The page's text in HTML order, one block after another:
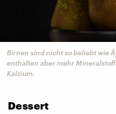
Birnen sind nicht so beliebt wie
enthalten aber mehr
Kalzium.
Dessert